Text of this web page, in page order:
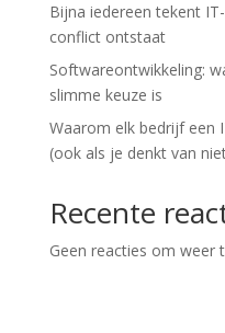
Bijna iedereen tekent
conflict ontstaat
Softwareontwikkeling:
slimme keuze is
Waarom elk bedrijf een
(ook als je denkt van
Recente
Geen reacties om weer